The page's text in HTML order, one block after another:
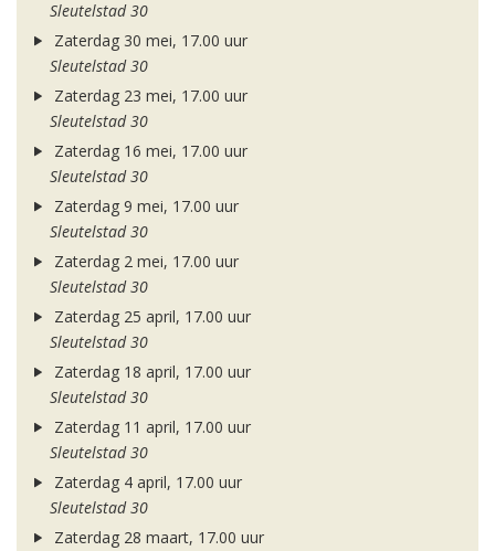
Sleutelstad 30
Zaterdag 30 mei, 17.00 uur
Sleutelstad 30
Zaterdag 23 mei, 17.00 uur
Sleutelstad 30
Zaterdag 16 mei, 17.00 uur
Sleutelstad 30
Zaterdag 9 mei, 17.00 uur
Sleutelstad 30
Zaterdag 2 mei, 17.00 uur
Sleutelstad 30
Zaterdag 25 april, 17.00 uur
Sleutelstad 30
Zaterdag 18 april, 17.00 uur
Sleutelstad 30
Zaterdag 11 april, 17.00 uur
Sleutelstad 30
Zaterdag 4 april, 17.00 uur
Sleutelstad 30
Zaterdag 28 maart, 17.00 uur